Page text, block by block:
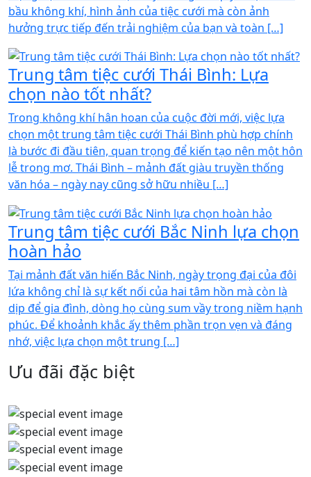
bầu không khí, hình ảnh của tiệc cưới mà còn ảnh
hưởng trực tiếp đến trải nghiệm của bạn và toàn […]
Trung tâm tiệc cưới Thái Bình: Lựa
chọn nào tốt nhất?
Trong không khí hân hoan của cuộc đời mới, việc lựa
chọn một trung tâm tiệc cưới Thái Bình phù hợp chính
là bước đi đầu tiên, quan trọng để kiến tạo nên một hôn
lễ trong mơ. Thái Bình – mảnh đất giàu truyền thống
văn hóa – ngày nay cũng sở hữu nhiều […]
Trung tâm tiệc cưới Bắc Ninh lựa chọn
hoàn hảo
Tại mảnh đất văn hiến Bắc Ninh, ngày trọng đại của đôi
lứa không chỉ là sự kết nối của hai tâm hồn mà còn là
dịp để gia đình, dòng họ cùng sum vầy trong niềm hạnh
phúc. Để khoảnh khắc ấy thêm phần trọn vẹn và đáng
nhớ, việc lựa chọn một trung […]
Ưu đãi đặc biệt